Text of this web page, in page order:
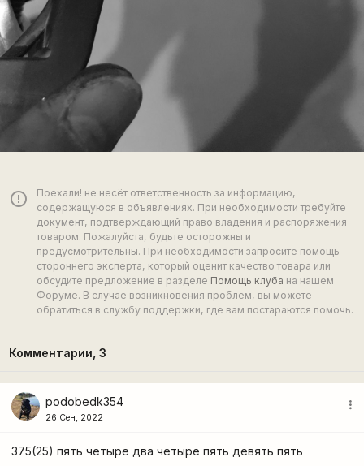
error_outline
Поехали! не несёт ответственность за информацию,
содержащуюся в объявлениях. При необходимости требуйте
документ, подтверждающий право владения и распоряжения
товаром. Пожалуйста, будьте осторожны и
предусмотрительны. При необходимости запросите помощь
стороннего эксперта, который оценит качество товара или
обсудите предложение в разделе Помощь клуба на нашем
Форуме. В случае возникновения проблем, вы можете
обратиться в службу поддержки, где вам постараются помочь.
Комментарии, 3
podobedk354
26 Сен, 2022
more_vert
375(25) пять четыре два четыре пять девять пять